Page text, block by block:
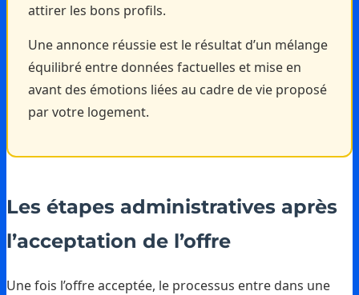
attirer les bons profils.
Une annonce réussie est le résultat d’un mélange
équilibré entre données factuelles et mise en
avant des émotions liées au cadre de vie proposé
par votre logement.
Les étapes administratives après
l’acceptation de l’offre
Une fois l’offre acceptée, le processus entre dans une